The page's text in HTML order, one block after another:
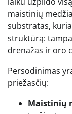
maistinių
substratas,
struktūrą:
drenažas ir oro
Persodinimas
priežasčių:
Maistinių